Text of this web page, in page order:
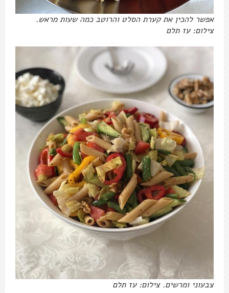
אפשר להכין את קערת הסלט והרוטב כמה שעות מראש.
צילום: עז תלם
צבעוני ומרשים. צילום: עז תלם